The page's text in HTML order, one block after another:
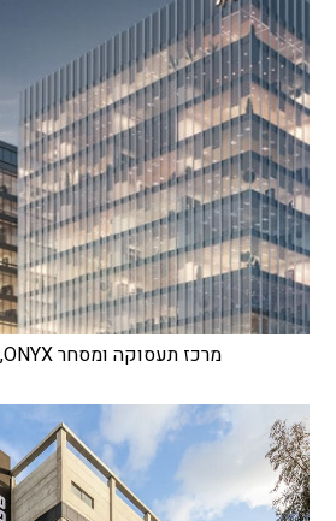
מרכז תעסוקה ומסחר ONYX, צומת סביון